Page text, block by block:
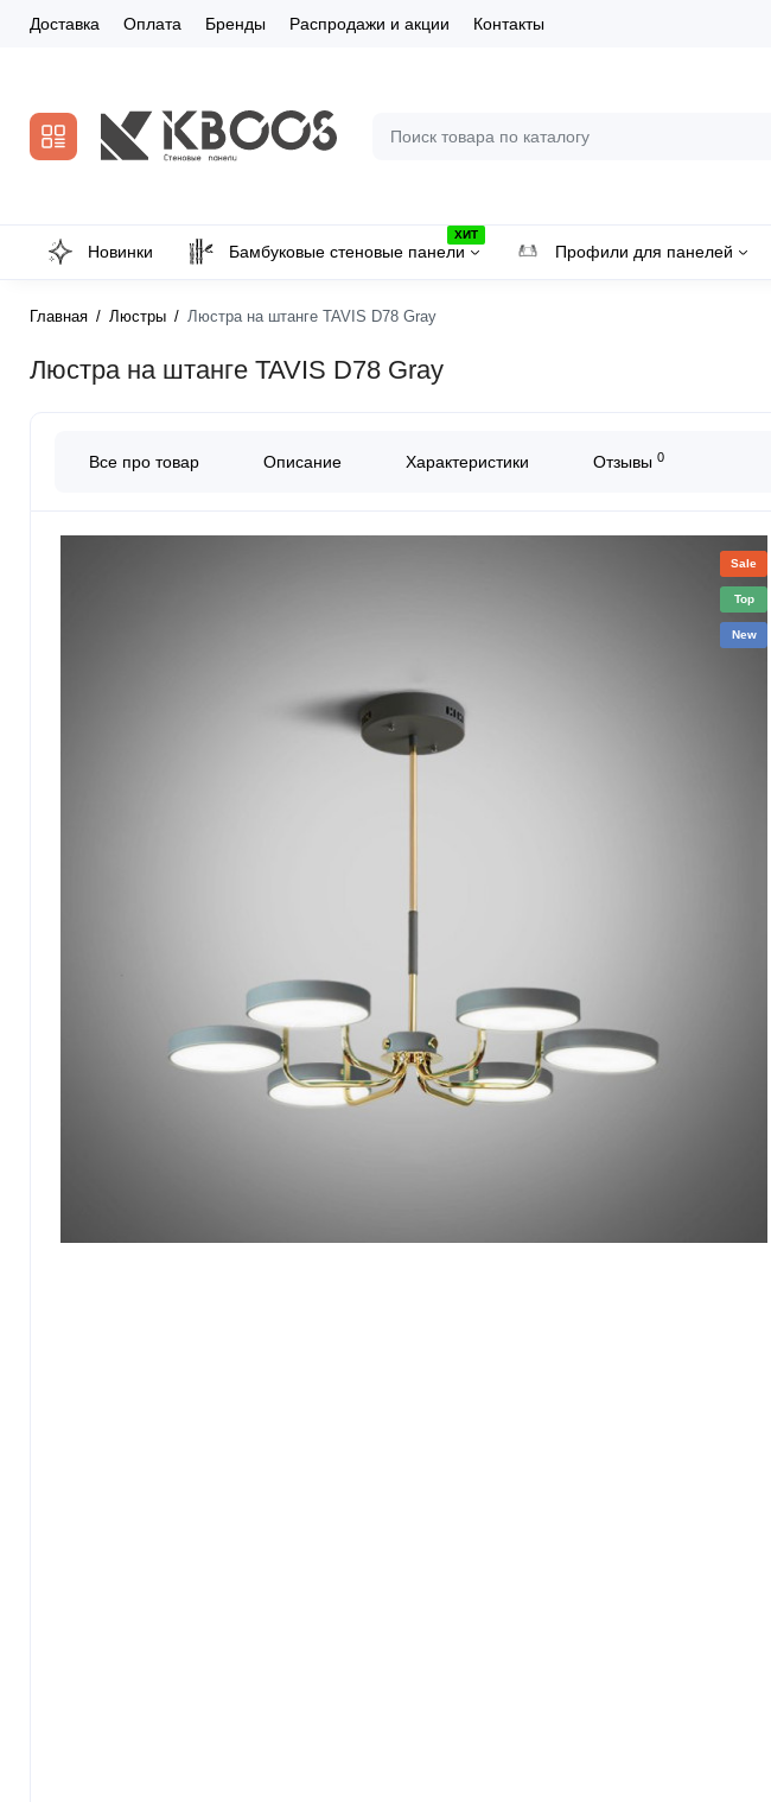
Доставка Оплата Бренды Распродажи и акции Контакты
Новинки
ХИТ
Бамбуковые стеновые панели Профили для панелей
Главная Люстры Люстра на штанге TAVIS D78 Gray
Люстра на штанге TAVIS D78 Gray
Все про товар Описание Характеристики Отзывы 0
Sale
Top
New